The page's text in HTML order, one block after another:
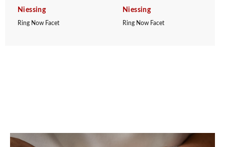
Niessing
Ring Now Facet
Niessing
Ring Now Facet